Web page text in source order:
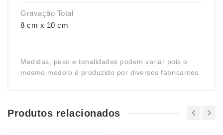
Gravação Total
8 cm x 10 cm
Medidas, peso e tonalidades podem variar pois o
mesmo modelo é produzido por diversos fabricantes.
Produtos relacionados